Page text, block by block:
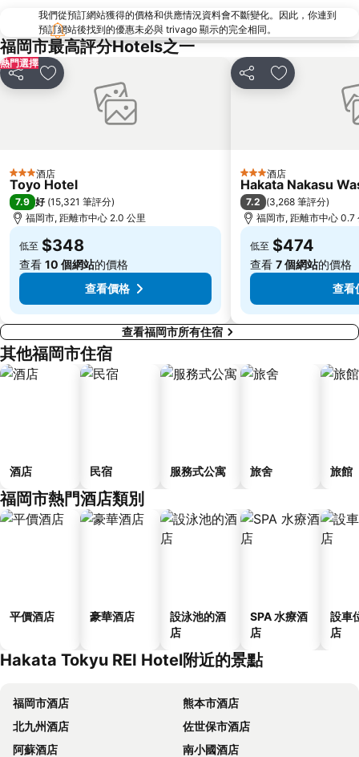
Elgala Hall
Nishijin Station
Dazaifu Tenmangu Shrine
我們從預訂網站獲得的價格和供應情況資料會不斷變化。因此，你連到
預訂網站後找到的優惠未必與 trivago 顯示的完全相同。
福岡市最高評分Hotels之一
熱門選擇
分享 放到收藏夾
3 星級酒店
Toyo Hotel
7.9 好 (15,321 筆評分)
福岡市, 距離市中心 2.0 公里
低至 $348
查看 10 個網站的價格
查看價格
分享 放到收藏夾
3 星級酒店
Hakata Nakasu
7.2 (3,268 筆評分)
福岡市, 距離市中心 0.7
低至 $474
查看 7 個網站的價格
查看
查看福岡市所有住宿
其他福岡市住宿
酒店 民宿 服務式公寓 旅舍 旅館
福岡市熱門酒店類別
平價酒店 豪華酒店
設泳池的酒
店
SPA 水療酒
店
設車
店
Hakata Tokyu REI Hotel附近的景點
福岡市酒店
熊本市酒店
北九州酒店
佐世保市酒店
阿蘇酒店
南小國酒店